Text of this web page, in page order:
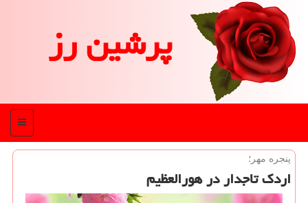
پرشین رز
منو
پنجره مهر؛
اردک تاجدار در هورالعظیم